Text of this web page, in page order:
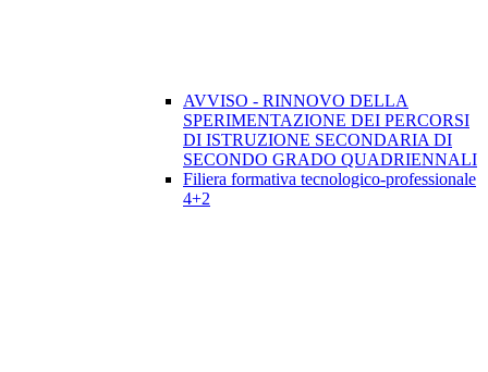
AVVISO - RINNOVO DELLA
SPERIMENTAZIONE DEI PERCORSI
DI ISTRUZIONE SECONDARIA DI
SECONDO GRADO QUADRIENNALI
Filiera formativa tecnologico-professionale
4+2